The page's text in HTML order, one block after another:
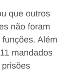
que outros
não foram
Além
mandados